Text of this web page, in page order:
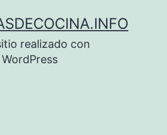
realizado con
WordPress